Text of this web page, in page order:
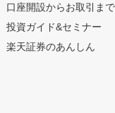
口座開設からお取引ま
投資ガイド&セミナー
楽天証券のあんしん